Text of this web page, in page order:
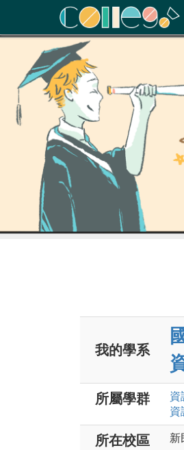
ColleGo! 大學選才與高中
我的學系
所屬學群 資
資
所在校區
新